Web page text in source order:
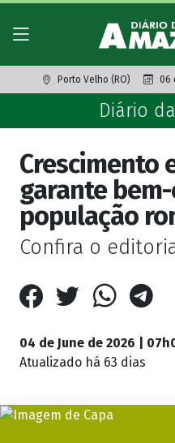
Porto Velho (RO) 06
Diário
Crescimento
garante
população
Confira o
04 de June de 2026 |
Atualizado há 63 dias